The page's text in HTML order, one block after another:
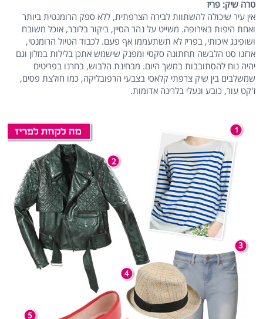
טרה שיק: פריז
אין עיר שיכולה להשתוות לבירה הצרפתית, ללא ספק הרומנטית ביותר
ואחת היפות באירופה. משייט על נהר הסיין, ביקור בלובר, אוכל משובח
ושופינג איכותי, בפריז לא תשתעממו אף פעם. לכבוד הטיול הרומנטי,
ארזנו סט הלבשה תחתונה סקסי ומפנק שישמש אתכן בלילות במלון וגם
יהיה נוח להסתובבות במשך היום. מבחינת הלבוש, בחרנו בפריטים
שמשלבים בין שיק צרפתי קלאסי בצבעי הרפובליקה, כמו חולצת פסים,
ז'קט עור, כובע ונעלי בלרינה אדומות.